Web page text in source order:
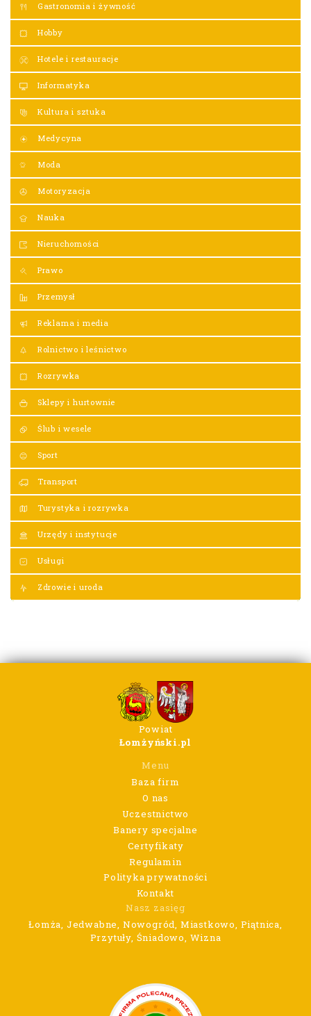
Gastronomia i żywność
Hobby
Hotele i restauracje
Informatyka
Kultura i sztuka
Medycyna
Moda
Motoryzacja
Nauka
Nieruchomości
Prawo
Przemysł
Reklama i media
Rolnictwo i leśnictwo
Rozrywka
Sklepy i hurtownie
Ślub i wesele
Sport
Transport
Turystyka i rozrywka
Urzędy i instytucje
Usługi
Zdrowie i uroda
Powiat
Łomżyński.pl
Menu
Baza firm
O nas
Uczestnictwo
Banery specjalne
Certyfikaty
Regulamin
Polityka prywatności
Kontakt
Nasz zasięg
Łomża, Jedwabne, Nowogród, Miastkowo, Piątnica,
Przytuły, Śniadowo, Wizna